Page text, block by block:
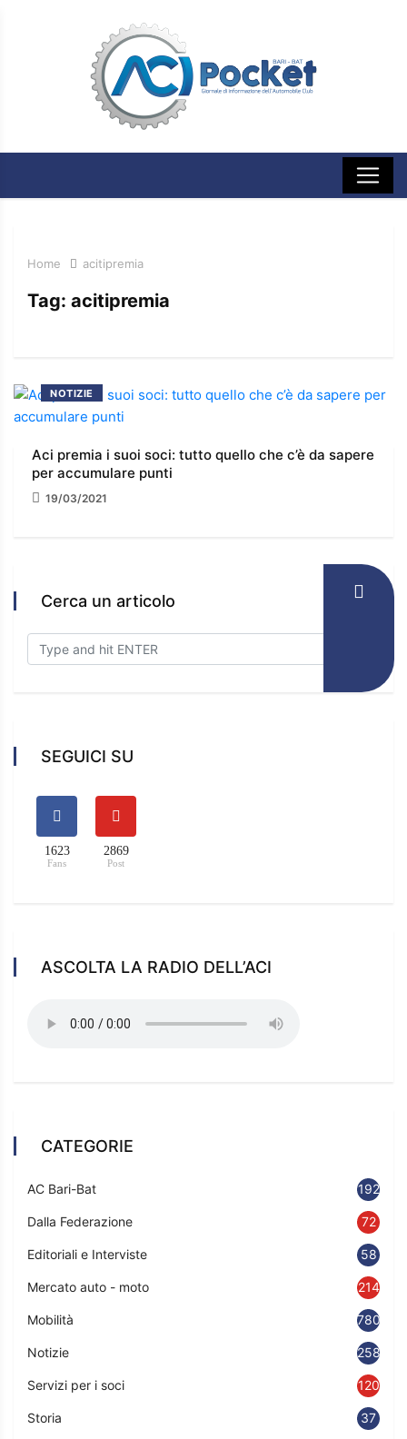
Home acitipremia
Tag: acitipremia
NOTIZIE
Aci premia i suoi soci: tutto quello che c’è da sapere
per accumulare punti
19/03/2021
Cerca un articolo
SEGUICI SU
1623
Fans
2869
Post
ASCOLTA LA RADIO DELL’ACI
CATEGORIE
AC Bari-Bat 192
Dalla Federazione 72
Editoriali e Interviste 58
Mercato auto - moto 214
Mobilità 780
Notizie 2583
Servizi per i soci 120
Storia 37